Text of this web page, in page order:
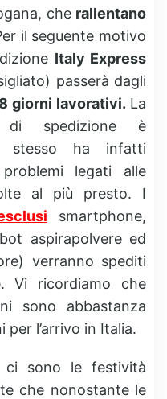
che rallentano
il seguente motivo
Italy Express
passerà dagli
giorni lavorativi. La
spedizione è
ha infatti
legati alle
al più presto. I
smartphone,
aspirapolvere ed
verranno spediti
Vi ricordiamo che
sono abbastanza
l’arrivo in Italia.
ci sono le festività
che nonostante le